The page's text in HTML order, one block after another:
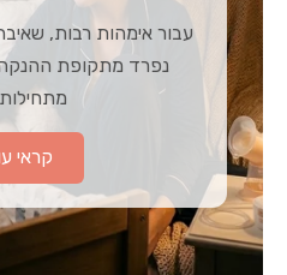
עבור אימהות רבות,
נפרד מתקופת
קראי